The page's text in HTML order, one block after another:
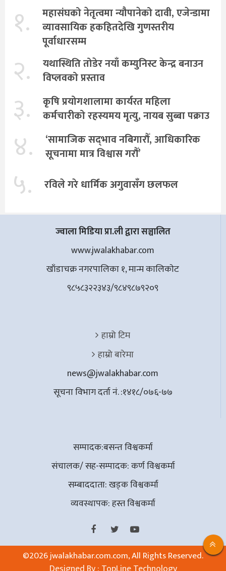
१.
महासंघको नेतृत्वमा न्यौपानेको दावी, एजेन्डामा
व्यावसायिक हकहितदेखि गुणस्तरीय
पूर्वाधारसम्म
२.
यथास्थिति तोडेर नयाँ कम्युनिस्ट केन्द्र बनाउन
विप्लवको प्रस्ताव
३.
कृषि प्रयोगशालामा कार्यरत महिला
कर्मचारीको रहस्यमय मृत्यु, नायब सुब्बा पक्राउ
४.
‘सामाजिक सद्‌भाव नबिगारौँ, आधिकारिक
सूचनामा मात्र विश्वास गरौँ’
५. रविले गरे धार्मिक अगुवासँग छलफल
ज्वाला मिडिया प्रा.ली द्वारा सञ्चालित
www.jwalakhabar.com
खाँडाचक्र नगरपालिका १, मान्म कालिकाेट
९८५८३२२३४३/९८४९८७९२०९
हाम्रो टिम
हाम्रो बारेमा
news@jwalakhabar.com
सूचना विभाग दर्ता नं. :१४१८/०७६-७७
सम्पादक:बसन्त विश्वकर्मा
संचालक/ सह-सम्पादक: कर्ण विश्वकर्मा
सम्बाददाता: खड्क विश्वकर्मा
व्यवस्थापक: हस्त विश्वकर्मा
©2026 jwalakhabar.com.com, All Rights Reserved.